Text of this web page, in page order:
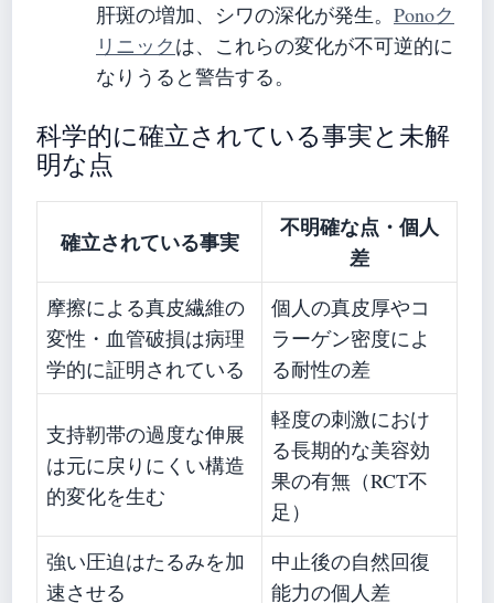
肝斑の増加、シワの深化が発生。 Ponoク
リニックは、これらの変化が不可逆的に
なりうると警告する。
科学的に確立されている事実と未解
明な点
確立されている事実
不明確な点・個人
差
摩擦による真皮繊維の
変性・血管破損は病理
学的に証明されている
個人の真皮厚やコ
ラーゲン密度によ
る耐性の差
支持靭帯の過度な伸展
は元に戻りにくい構造
的変化を生む
軽度の刺激におけ
る長期的な美容効
果の有無（RCT不
足）
強い圧迫はたるみを加
速させる
中止後の自然回復
能力の個人差